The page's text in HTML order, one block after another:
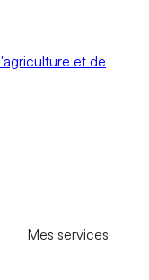
et de
Mes services